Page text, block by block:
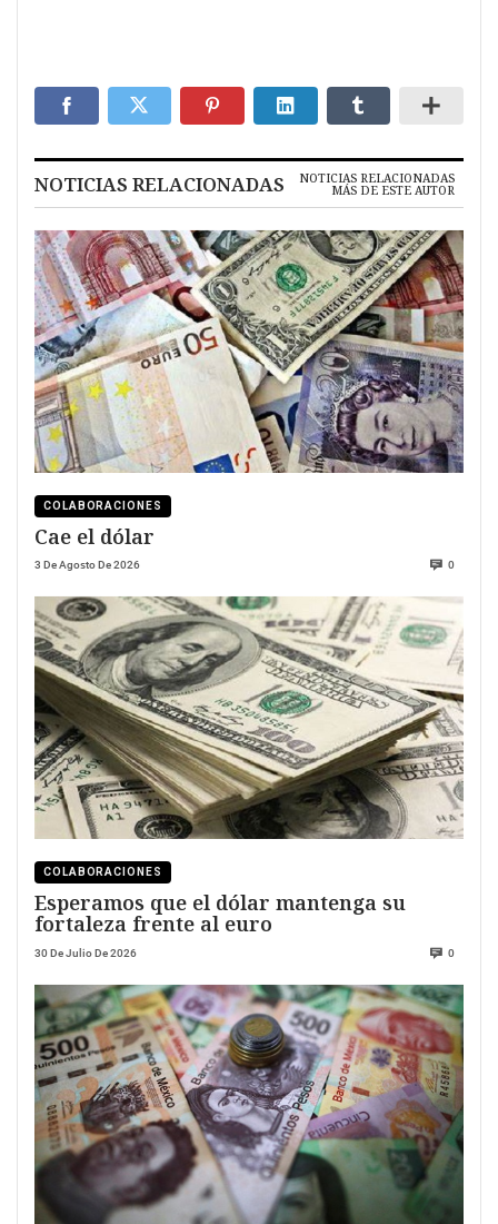
NOTICIAS RELACIONADAS NOTICIAS RELACIONADAS
MÁS DE ESTE AUTOR
COLABORACIONES
Cae el dólar
3 De Agosto De 2026 0
COLABORACIONES
Esperamos que el dólar mantenga su
fortaleza frente al euro
30 De Julio De 2026 0